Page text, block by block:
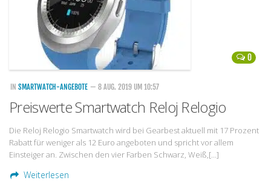
BASE
Smartphonetarife
Datentarife
o2
Smartphonetarife
Prepaid-Tarife
Datentarife
0
IN SMARTWATCH-ANGEBOTE — 8 AUG. 2019 UM 10:57
Preiswerte Smartwatch Reloj Relogio
Die Reloj Relogio Smartwatch wird bei Gearbest aktuell mit 17 Prozent
Rabatt für weniger als 12 Euro angeboten und spricht vor allem
Einsteiger an. Zwischen den vier Farben Schwarz, Weiß,[…]
Weiterlesen